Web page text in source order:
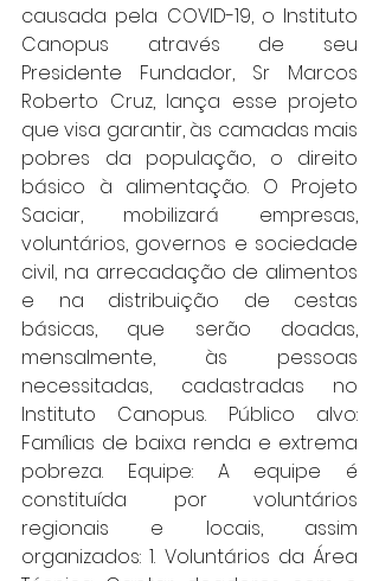
causada pela COVID-19, o Instituto
Canopus através de seu
Presidente Fundador, Sr Marcos
Roberto Cruz, lança esse projeto
que visa garantir, às camadas mais
pobres da população, o direito
básico à alimentação. O Projeto
Saciar, mobilizará empresas,
voluntários, governos e sociedade
civil, na arrecadação de alimentos
e na distribuição de cestas
básicas, que serão doadas,
mensalmente, às pessoas
necessitadas, cadastradas no
Instituto Canopus. Público alvo:
Famílias de baixa renda e extrema
pobreza. Equipe: A equipe é
constituída por voluntários
regionais e locais, assim
organizados: 1. Voluntários da Área